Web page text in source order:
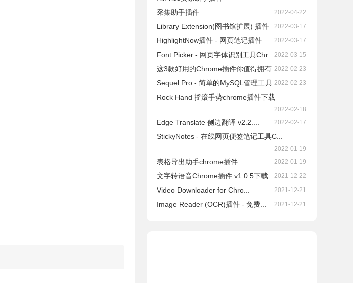
采集助手插件 2022-04-22
Library Extension(图书馆扩展) 插件 2022-03-17
HighlightNow插件 - 网页笔记插件 2022-03-17
Font Picker - 网页字体识别工具Chr... 2022-03-15
这3款好用的Chrome插件你值得拥有 2022-02-23
Sequel Pro - 简单的MySQL管理工具 2022-02-23
Rock Hand 摇滚手势chrome插件下载
2022-02-18
Edge Translate 侧边翻译 v2.2.... 2022-02-17
StickyNotes - 在线网页便签笔记工具C...
2022-01-19
表格导出助手chrome插件 2022-01-19
文字转语音Chrome插件 v1.0.5下载 2021-12-22
Video Downloader for Chro... 2021-12-21
Image Reader (OCR)插件 - 免费... 2021-12-21